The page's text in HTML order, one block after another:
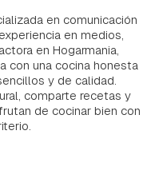
en comunicación
en medios,
en Hogarmania,
con una cocina honesta
y de calidad.
comparte recetas y
de cocinar bien con